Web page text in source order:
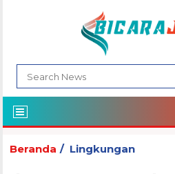
Beranda Lingkungan